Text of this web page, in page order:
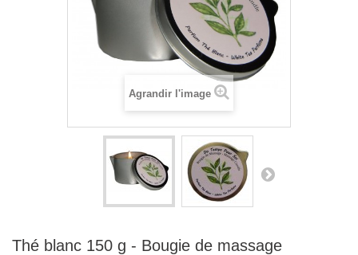
Agrandir l'image
Thé blanc 150 g - Bougie de massage